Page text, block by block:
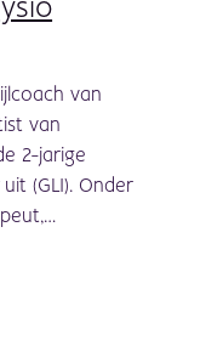
van
van
2-jarige
(GLI). Onder